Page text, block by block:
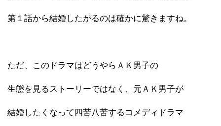
第１話から結婚したがるのは確かに驚きますね。
ただ、このドラマはどうやらＡＫ男子の
生態を見るストーリーではなく、元ＡＫ男子が
結婚したくなって四苦八苦するコメディドラマ